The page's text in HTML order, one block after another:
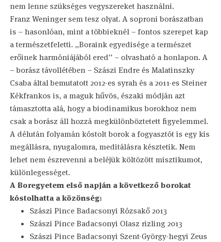
nem lenne szükséges vegyszereket használni.
Franz Weninger sem tesz olyat. A soproni borászatban
is – hasonlóan, mint a többieknél – fontos szerepet kap
a természetfeletti. „Boraink egyedisége a természet
erőinek harmóniájából ered” – olvasható a honlapon. A
– borász távollétében – Szászi Endre és Malatinszky
Csaba által bemutatott 2012-es syrah és a 2011-es Steiner
Kékfrankos is, a maguk hűvös, északi módján azt
támasztotta alá, hogy a biodinamikus borokhoz nem
csak a borász áll hozzá megkülönböztetett figyelemmel.
A délután folyamán kóstolt borok a fogyasztót is egy kis
megállásra, nyugalomra, meditálásra késztetik. Nem
lehet nem észrevenni a beléjük költözött misztikumot,
különlegességet.
A Boregyetem első napján a következő borokat
kóstolhatta a közönség:
Szászi Pince Badacsonyi Rózsakő 2013
Szászi Pince Badacsonyi Olasz rizling 2013
Szászi Pince Badacsonyi Szent-György-hegyi Zeus